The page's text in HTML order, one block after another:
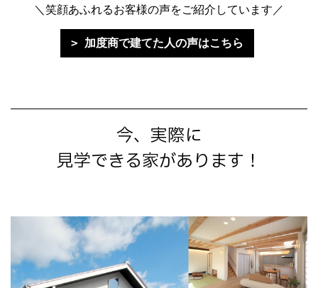
＼笑顔あふれるお客様の声をご紹介しています／
加度商で建てた人の声はこちら
今、実際に
見学できる家があります！